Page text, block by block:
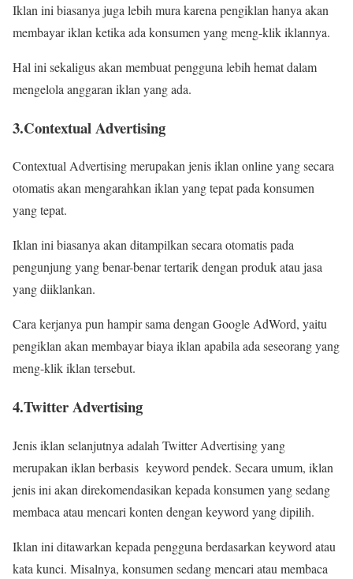
Iklan ini biasanya juga lebih mura karena pengiklan hanya akan
membayar iklan ketika ada konsumen yang meng-klik iklannya.
Hal ini sekaligus akan membuat pengguna lebih hemat dalam
mengelola anggaran iklan yang ada.
3.Contextual Advertising
Contextual Advertising merupakan jenis iklan online yang secara
otomatis akan mengarahkan iklan yang tepat pada konsumen
yang tepat.
Iklan ini biasanya akan ditampilkan secara otomatis pada
pengunjung yang benar-benar tertarik dengan produk atau jasa
yang diiklankan.
Cara kerjanya pun hampir sama dengan Google AdWord, yaitu
pengiklan akan membayar biaya iklan apabila ada seseorang yang
meng-klik iklan tersebut.
4.Twitter Advertising
Jenis iklan selanjutnya adalah Twitter Advertising yang
merupakan iklan berbasis keyword pendek. Secara umum, iklan
jenis ini akan direkomendasikan kepada konsumen yang sedang
membaca atau mencari konten dengan keyword yang dipilih.
Iklan ini ditawarkan kepada pengguna berdasarkan keyword atau
kata kunci. Misalnya, konsumen sedang mencari atau membaca